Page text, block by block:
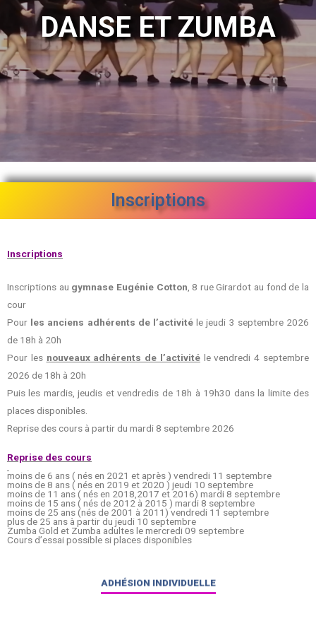
DANSE ET ZUMBA
Inscriptions
Inscriptions
Inscriptions au gymnase Eugénie Cotton , 8 rue Girardot au fond de la
cour
Pour les anciens adhérents de l’activité le jeudi 3 septembre 2026
de 18h à 20h
Pour les nouveaux adhérents de l’activitéle vendredi 4 septembre
2026 de 18h à 20h
Puis les mardis, jeudis et vendredis de 18h à 19h30 dans la limite des
places disponibles.
Reprise des cours à partir du mardi 8 septembre 2026
Reprise des cours
moins de 6 ans ( nés en 2021 et après ) vendredi 11 septembre
moins de 8 ans ( nés en 2019 et 2020 ) jeudi 10 septembre
moins de 11 ans ( nés en 2018,2017 et 2016) mardi 8 septembre
moins de 15 ans ( nés de 2012 à 2015 ) mardi 8 septembre
moins de 25 ans (nés de 2001 à 2011) vendredi 11 septembre
plus de 25 ans à partir du jeudi 10 septembre
Zumba Gold et Zumba adultes le mercredi 09 septembre
Cours d’essai possible si places disponibles
ADHÉSION INDIVIDUELLE